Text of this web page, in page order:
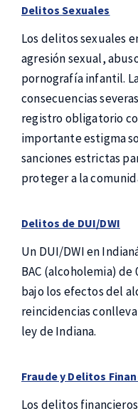
Delitos Sexuales
Los delitos sexuales
agresión sexual,
pornografía infantil.
consecuencias
registro obligatorio
importante estigma
sanciones estrictas
proteger a la
Delitos de DUI/DWI
Un DUI/DWI en
BAC (alcoholemia)
bajo los efectos del
reincidencias
ley de Indiana.
Fraude y Delitos
Los delitos